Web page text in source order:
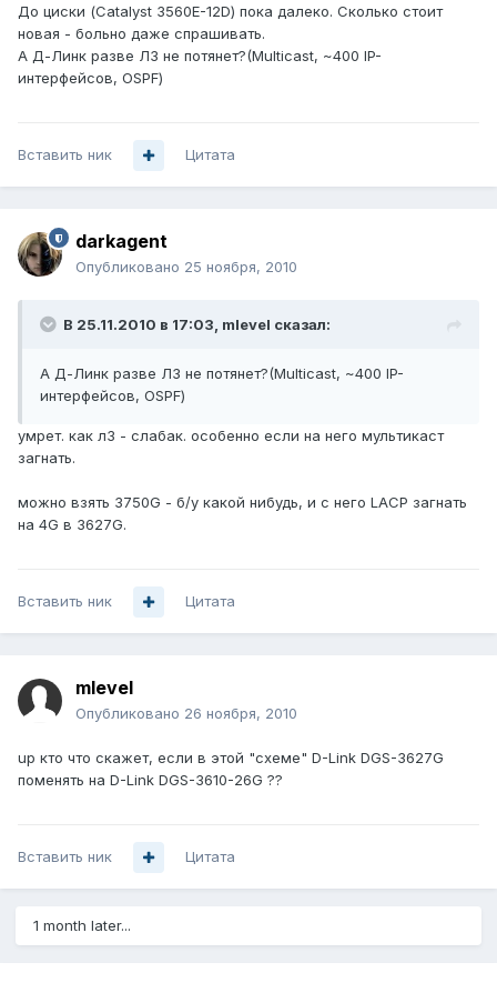
До циски (Catalyst 3560E-12D) пока далеко. Сколько стоит
новая - больно даже спрашивать.
А Д-Линк разве Л3 не потянет?(Multicast, ~400 IP-
интерфейсов, OSPF)
Вставить ник Цитата
darkagent
Опубликовано 25 ноября, 2010
В 25.11.2010 в 17:03, mlevel сказал:
А Д-Линк разве Л3 не потянет?(Multicast, ~400 IP-
интерфейсов, OSPF)
умрет. как л3 - слабак. особенно если на него мультикаст
загнать.
можно взять 3750G - б/у какой нибудь, и с него LACP загнать
на 4G в 3627G.
Вставить ник Цитата
mlevel
Опубликовано 26 ноября, 2010
up кто что скажет, если в этой "схеме" D-Link DGS-3627G
поменять на D-Link DGS-3610-26G ??
Вставить ник Цитата
1 month later...